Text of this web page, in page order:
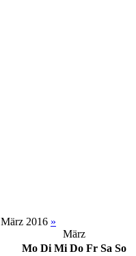
März 2016 »
März
Mo Di Mi Do Fr Sa So